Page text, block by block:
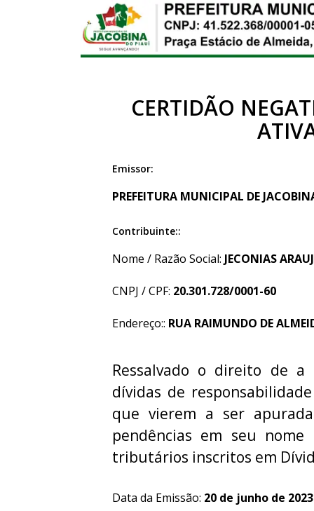
CERTIDÃO
Emissor:
PREFEITURA MUNICIPAL DE
Contribuinte::
Nome / Razão Social: JECONIAS
CNPJ / CPF: 20.301.728/0001-60
Endereço:: RUA RAIMUNDO DE
Ressalvado o direito de a
dívidas de
que vierem a ser
pendências em seu
tributários inscritos em
Data da Emissão: 20 de junho de 2023